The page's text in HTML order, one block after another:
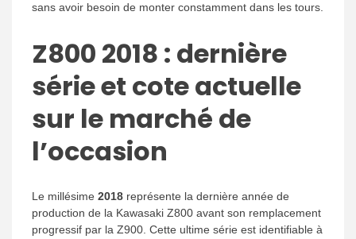
sans avoir besoin de monter constamment dans les tours.
Z800 2018 : dernière
série et cote actuelle
sur le marché de
l’occasion
Le millésime 2018 représente la dernière année de
production de la Kawasaki Z800 avant son remplacement
progressif par la Z900. Cette ultime série est identifiable à